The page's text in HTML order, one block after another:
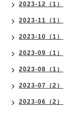
2023-12（1）
2023-11（1）
2023-10（1）
2023-09（1）
2023-08（1）
2023-07（2）
2023-06（2）